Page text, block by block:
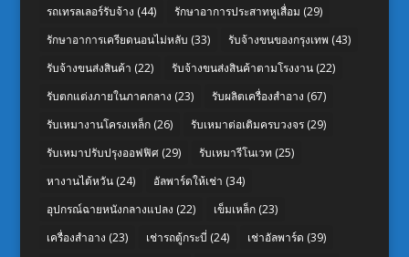
รถเทรลเลอร์รับจ้าง (44) รักษาอาการประสาทหูเสื่อม (29)
รักษาอาการเครียดนอนไม่หลับ (33) รับจ้างขนของกรุงเทพ (43)
รับจ้างขนส่งสินค้า (22) รับจ้างขนส่งสินค้าตามโรงงาน(22)
รับตกแต่งภายในภาคกลาง (23) รับผลิตเครื่องสำอาง (67)
รับเหมางานโครงเหล็ก(26) รับเหมาต่อเติมครบวงจร(29)
รับเหมาปรับปรุงออฟฟิศ(29) รับเหมารีโนเวท (25)
หางานไต้หวัน(24) อัลพาร์ดให้เช่า (34)
อุปกรณ์ฉายหนังกลางแปลง (22) เข็มเหล็ก(23)
เครื่องสำอาง (23) เช่ารถตู้กระบี่ (24) เช่าอัลพาร์ด (39)